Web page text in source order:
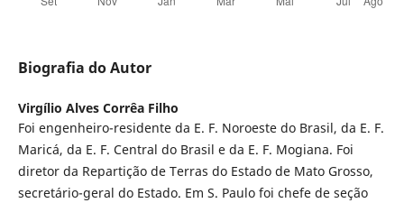
Biografia do Autor
Virgílio Alves Corrêa Filho
Foi engenheiro-residente da E. F. Noroeste do Brasil, da E. F.
Maricá, da E. F. Central do Brasil e da E. F. Mogiana. Foi
diretor da Repartição de Terras do Estado de Mato Grosso,
secretário-geral do Estado. Em S. Paulo foi chefe de seção